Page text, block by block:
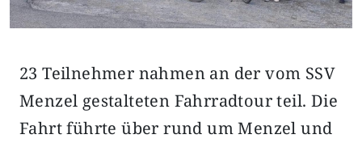
23 Teilnehmer nahmen an der vom SSV
Menzel gestalteten Fahrradtour teil. Die
Fahrt führte über rund um Menzel und